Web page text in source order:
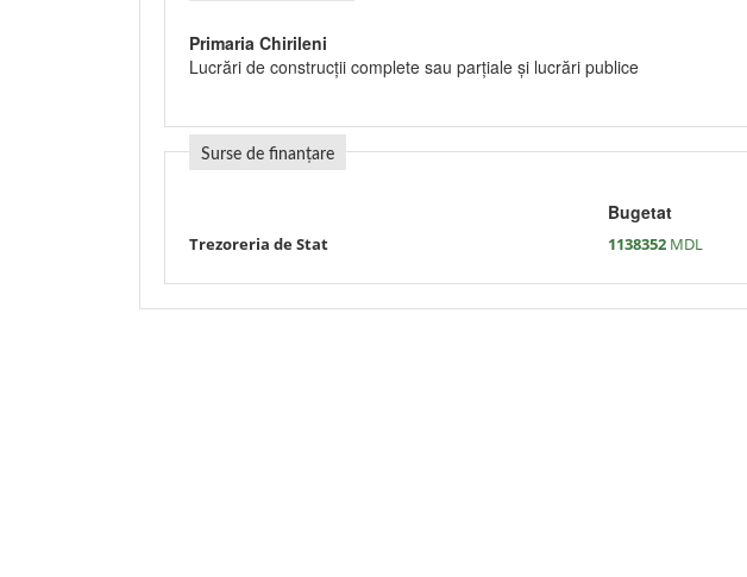
Primaria Chirileni
Lucrări de construcţii complete sau parţiale şi lucrări publice
Surse de finanțare
Bugetat
Trezoreria de Stat 1138352 MDL